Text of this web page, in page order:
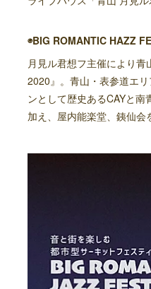
◉BIG ROMANTIC HAZZ
月見ル君想フ主催により
2020』。青山・表参道エ
ンとして歴史あるCAYと
加え、屋内能楽堂、銕仙